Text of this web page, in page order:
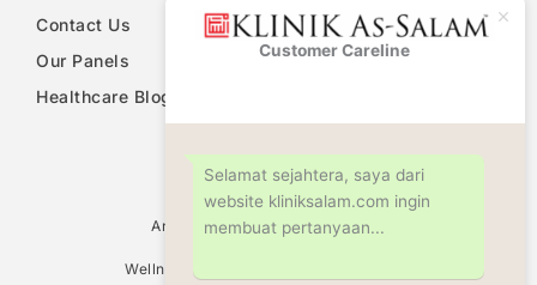
Contact Us
Our Panels
Healthcare Blog
Ultrasound Scan Services
Antenatal & Pregnancy Check Up
Wellness Screening & Medical Check Up
Customer Careline
Selamat sejahtera, saya dari
website kliniksalam.com ingin
membuat pertanyaan...